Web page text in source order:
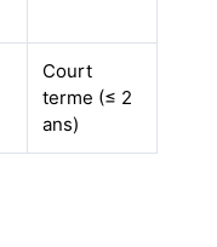
Court
terme (≤ 2
ans)